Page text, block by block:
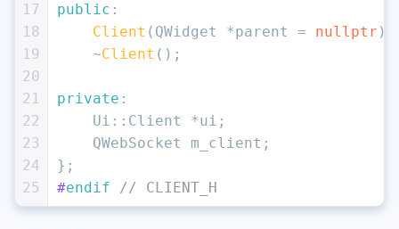
17
18
19
20
21
22
23
24
25
public :
Client (QWidget *parent = nullptr );
    ~
Client ();
private :
    Ui::Client *ui;
    QWebSocket m_client;
};
#endif // CLIENT_H